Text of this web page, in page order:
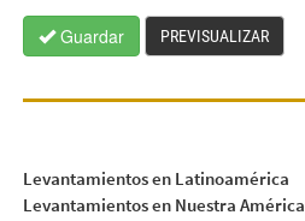
Guardar PREVISUALIZAR
Levantamientos en Latinoamérica
Levantamientos en Nuestra América